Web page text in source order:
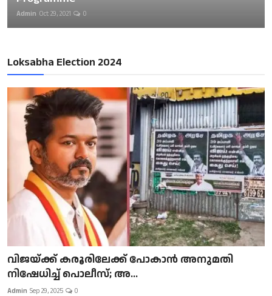
Admin Oct 29, 2021 0
Loksabha Election 2024
വിജയ്ക്ക് കരൂരിലേക്ക് പോകാൻ അനുമതി
നിഷേധിച്ച് പൊലീസ്; അ...
Admin Sep 29, 2025 0